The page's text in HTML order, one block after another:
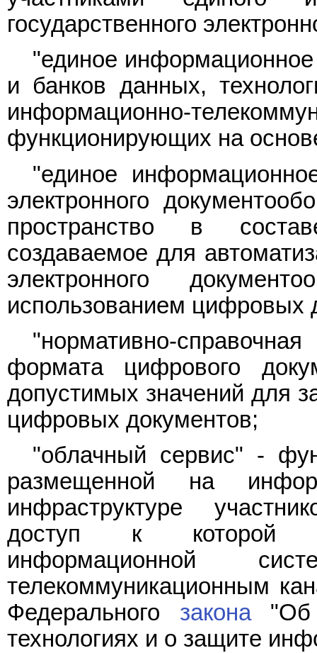
государственного
"единое информационное
и банков данных,
информационно-
функционирующих на
"единое
электронного
пространство в
создаваемое для
электронного
использованием цифровых
"нормативно-
формата цифрового
допустимых значений для
цифровых документов;
"облачный сервис" -
размещенной на
инфраструктуре
доступ к которой
информационной
телекоммуникационным
Федерального закона"Об
технологиях и о защите